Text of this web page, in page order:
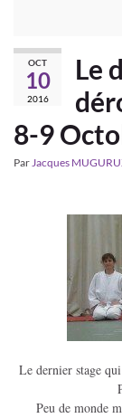
OCT
10
2016
Le
8-9
ParJacques
Le dernier stage
Peu de monde